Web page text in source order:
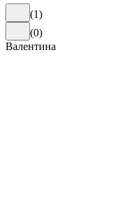
(1)
(0)
Валентина